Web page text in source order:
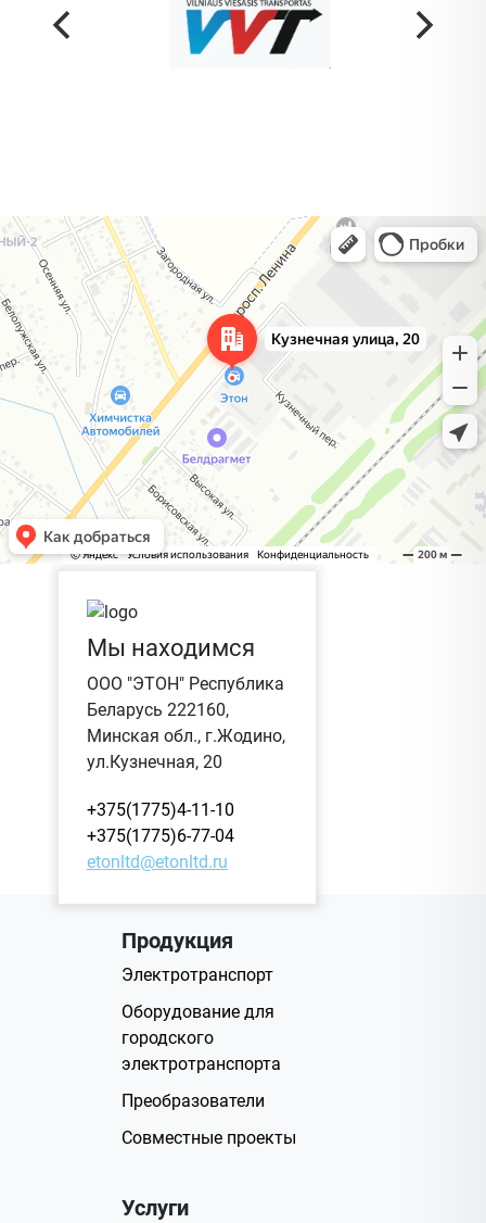
Жодино
Кузнечная улица, 20 — Яндекс Карты
Мы находимся
ООО "ЭТОН" Республика
Беларусь 222160,
Минская обл., г.Жодино,
ул.Кузнечная, 20
+375(1775)4-11-10
+375(1775)6-77-04
etonltd@etonltd.ru
Продукция
Электротранспорт
Оборудование для
городского
электротранспорта
Преобразователи
Совместные проекты
Услуги